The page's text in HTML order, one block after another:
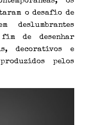
o desafio de
deslumbrantes
de desenhar
decorativos e
pelos